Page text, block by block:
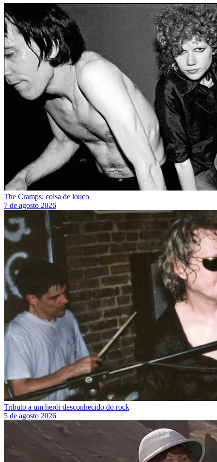
The Cramps: coisa de louco
7 de agosto 2026
Tributo a um herói desconhecido do rock
5 de agosto 2026